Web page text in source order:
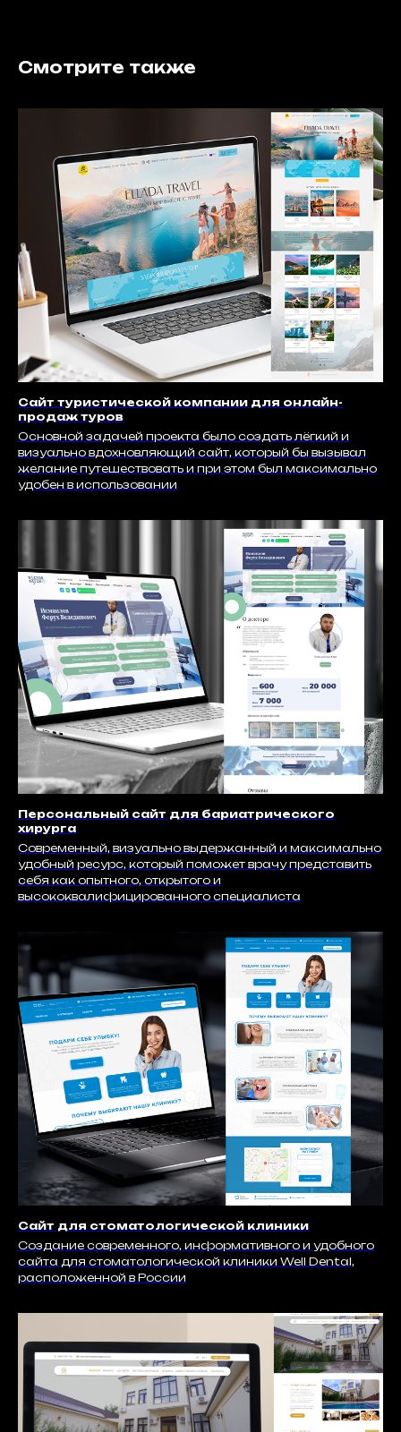
Смотрите также
Сайт туристической компании для онлайн-
продаж туров
Основной задачей проекта было создать лёгкий и
визуально вдохновляющий сайт, который бы вызывал
желание путешествовать и при этом был максимально
удобен в использовании
Персональный сайт для бариатрического
хирурга
Современный, визуально выдержанный и максимально
удобный ресурс, который поможет врачу представить
себя как опытного, открытого и
высококвалифицированного специалиста
Сайт для стоматологической клиники
Создание современного, информативного и удобного
сайта для стоматологической клиники Well Dental,
расположенной в России
СВЯЗАТЬСЯ